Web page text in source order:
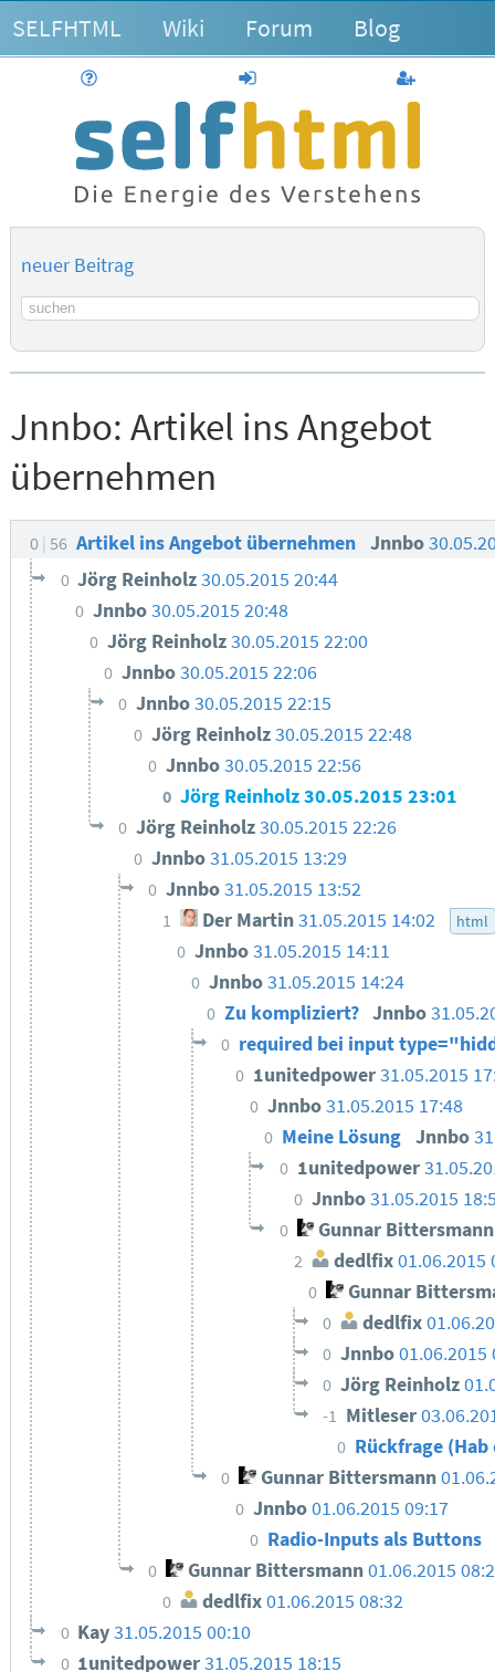
SELFHTML Wiki Forum Blog
anmelden
neuer Beitrag
Suchbegriff
Jnnbo: Artikel ins Angebot
übernehmen
0 56 Artikel ins Angebot übernehmen Jnnbo
0 Jörg Reinholz30.05.2015 20:44
0 Jnnbo30.05.2015 20:48
0 Jörg Reinholz30.05.2015 22:00
0 Jnnbo30.05.2015 22:06
0 Jnnbo30.05.2015 22:15
0 Jörg Reinholz30.05.2015 22:48
0 Jnnbo30.05.2015 22:56
0 Jörg Reinholz30.05.2015 23:01
0 Jörg Reinholz30.05.2015 22:26
0 Jnnbo31.05.2015 13:29
0 Jnnbo31.05.2015 13:52
1 Der Martin31.05.2015 14:02 html
0 Jnnbo31.05.2015 14:11
0 Jnnbo31.05.2015 14:24
0 Zu kompliziert? Jnnbo
0 required bei input
0 1unitedpower31.05.2015
0 Jnnbo31.05.2015 17:48
0 Meine Lösung Jnnbo
0 1unitedpower
0 Jnnbo31.05.2015
0 Gunnar Bittersmann
2 dedlfix 01.06.2015
0 Gunnar
0 dedlfix
0 Jnnbo01.06.2015
0 Jörg Reinholz
-1 Mitleser
0 Rückfrage
0 Gunnar Bittersmann
0 Jnnbo01.06.2015 09:17
0 Radio-Inputs als Buttons
0 Gunnar Bittersmann 01.06.2015
0 dedlfix01.06.2015 08:32
0 Kay31.05.2015 00:10
0 1unitedpower31.05.2015 18:15